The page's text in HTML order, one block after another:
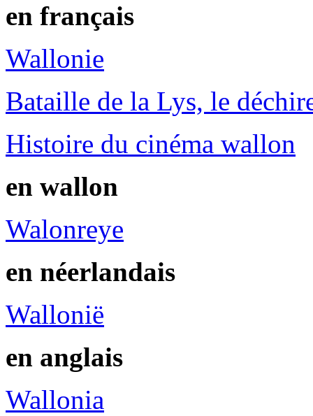
en français
Wallonie
Bataille de la Lys, le
Histoire du cinéma wallon
en wallon
Walonreye
en néerlandais
Wallonië
en anglais
Wallonia